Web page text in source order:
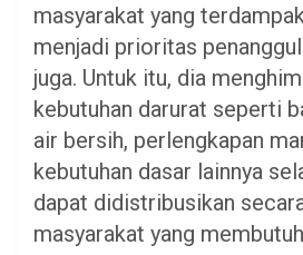
masyarakat yang
menjadi prioritas
juga. Untuk itu, dia
kebutuhan darurat seperti
air bersih, perlengkapan
kebutuhan dasar lainnya
dapat didistribusikan
masyarakat yang